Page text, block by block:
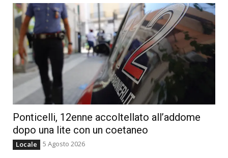
Ponticelli, 12enne accoltellato all’addome
dopo una lite con un coetaneo
Locale 5 Agosto 2026